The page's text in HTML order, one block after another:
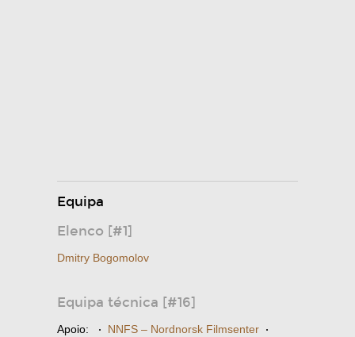
Equipa
Elenco [#1]
Dmitry Bogomolov
Equipa técnica [#16]
Apoio: · NNFS – Nordnorsk Filmsenter ·